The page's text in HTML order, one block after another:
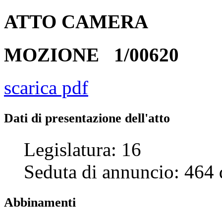
ATTO CAMERA
MOZIONE 1/00620
scarica pdf
Dati di presentazione dell'atto
Legislatura: 16
Seduta di annuncio: 464
Abbinamenti